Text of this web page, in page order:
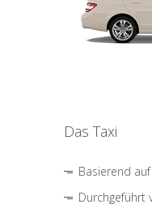
Das Taxi
Basierend
Durchgeführt